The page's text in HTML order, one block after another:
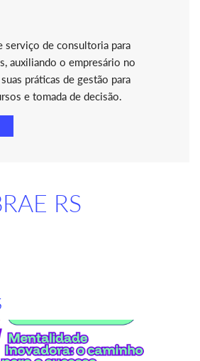
serviço de consultoria para
auxiliando o empresário no
práticas de gestão para
e tomada de decisão.
RS